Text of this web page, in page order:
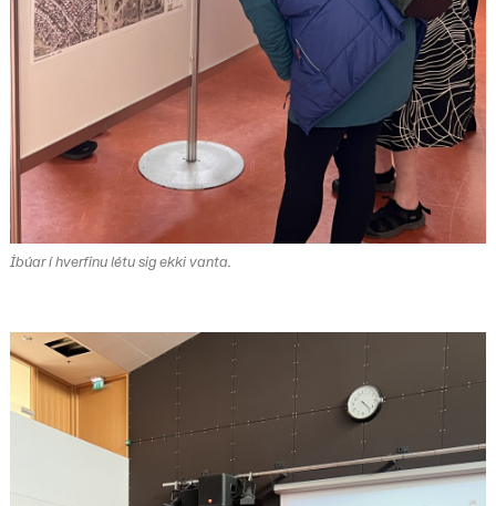
Íbúar í hverfinu létu sig ekki vanta.